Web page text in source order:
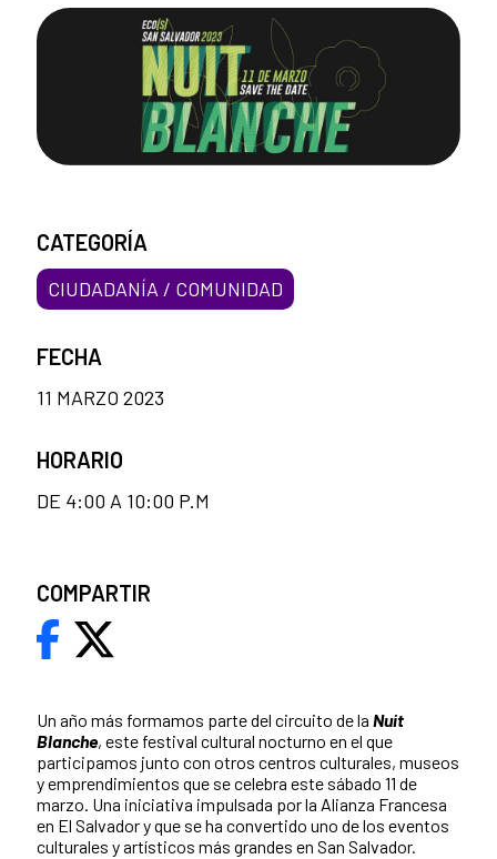
Un año más formamos parte del circuito de la Nuit
Blanche, este festival cultural nocturno en el que
participamos junto con otros centros culturales, museos
y emprendimientos que se celebra este sábado 11 de
marzo. Una iniciativa impulsada por la Alianza Francesa
en El Salvador y que se ha convertido uno de los eventos
culturales y artísticos más grandes en San Salvador.
CATEGORÍA
CIUDADANÍA / COMUNIDAD
FECHA
11 MARZO 2023
HORARIO
DE 4:00 A 10:00 P.M
COMPARTIR